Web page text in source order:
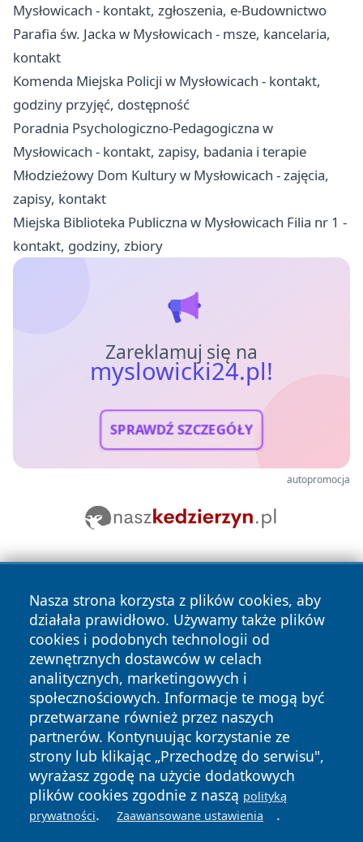
Mysłowicach - kontakt, zgłoszenia, e-Budownictwo
Parafia św. Jacka w Mysłowicach - msze, kancelaria,
kontakt
Komenda Miejska Policji w Mysłowicach - kontakt,
godziny przyjęć, dostępność
Poradnia Psychologiczno-Pedagogiczna w
Mysłowicach - kontakt, zapisy, badania i terapie
Młodzieżowy Dom Kultury w Mysłowicach - zajęcia,
zapisy, kontakt
Miejska Biblioteka Publiczna w Mysłowicach Filia nr 1 -
kontakt, godziny, zbiory
Zareklamuj się na
myslowicki24.pl!
SPRAWDŹ SZCZEGÓŁY
autopromocja
Nasza strona korzysta z plików cookies, aby
działała prawidłowo. Używamy także plików
cookies i podobnych technologii od
zewnętrznych dostawców w celach
analitycznych, marketingowych i
społecznościowych. Informacje te mogą być
przetwarzane również przez naszych
partnerów. Kontynuując korzystanie ze
strony lub klikając „Przechodzę do serwisu",
wyrażasz zgodę na użycie dodatkowych
plików cookies zgodnie z naszą polityką
prywatności. Zaawansowane ustawienia .
Copyright © 2026 myslowicki24.pl Wszystkie prawa
zastrzeżone.
News Autorzy
Polityka
Prywatności
Polityka
Cookies